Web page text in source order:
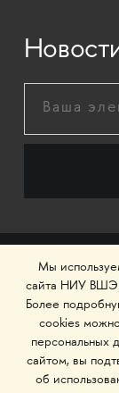
© 1993–2026
Мы
сайта НИУ ВШЭ
Более
cookies
персональных
сайтом, вы
об